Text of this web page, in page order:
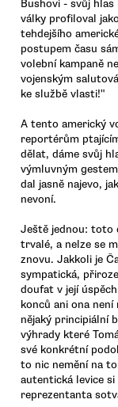
Bushovi - svůj
války profiloval
tehdejšího
postupem času
volební kampaně
vojenským
ke službě vlasti!"
A tento americký
reportérům
dělat, dáme svůj
výmluvným
dal jasně najevo,
nevoní.
Ještě jednou: toto
trvalé, a nelze se
znovu. Jakkoli je
sympatická,
doufat v její
konců ani ona
nějaký principiální
výhrady které
své konkrétní
to nic nemění na
autentická levice
reprezentanta